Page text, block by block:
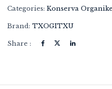
Categories: Konserva Organike
Brand: TXOGITXU
Share :